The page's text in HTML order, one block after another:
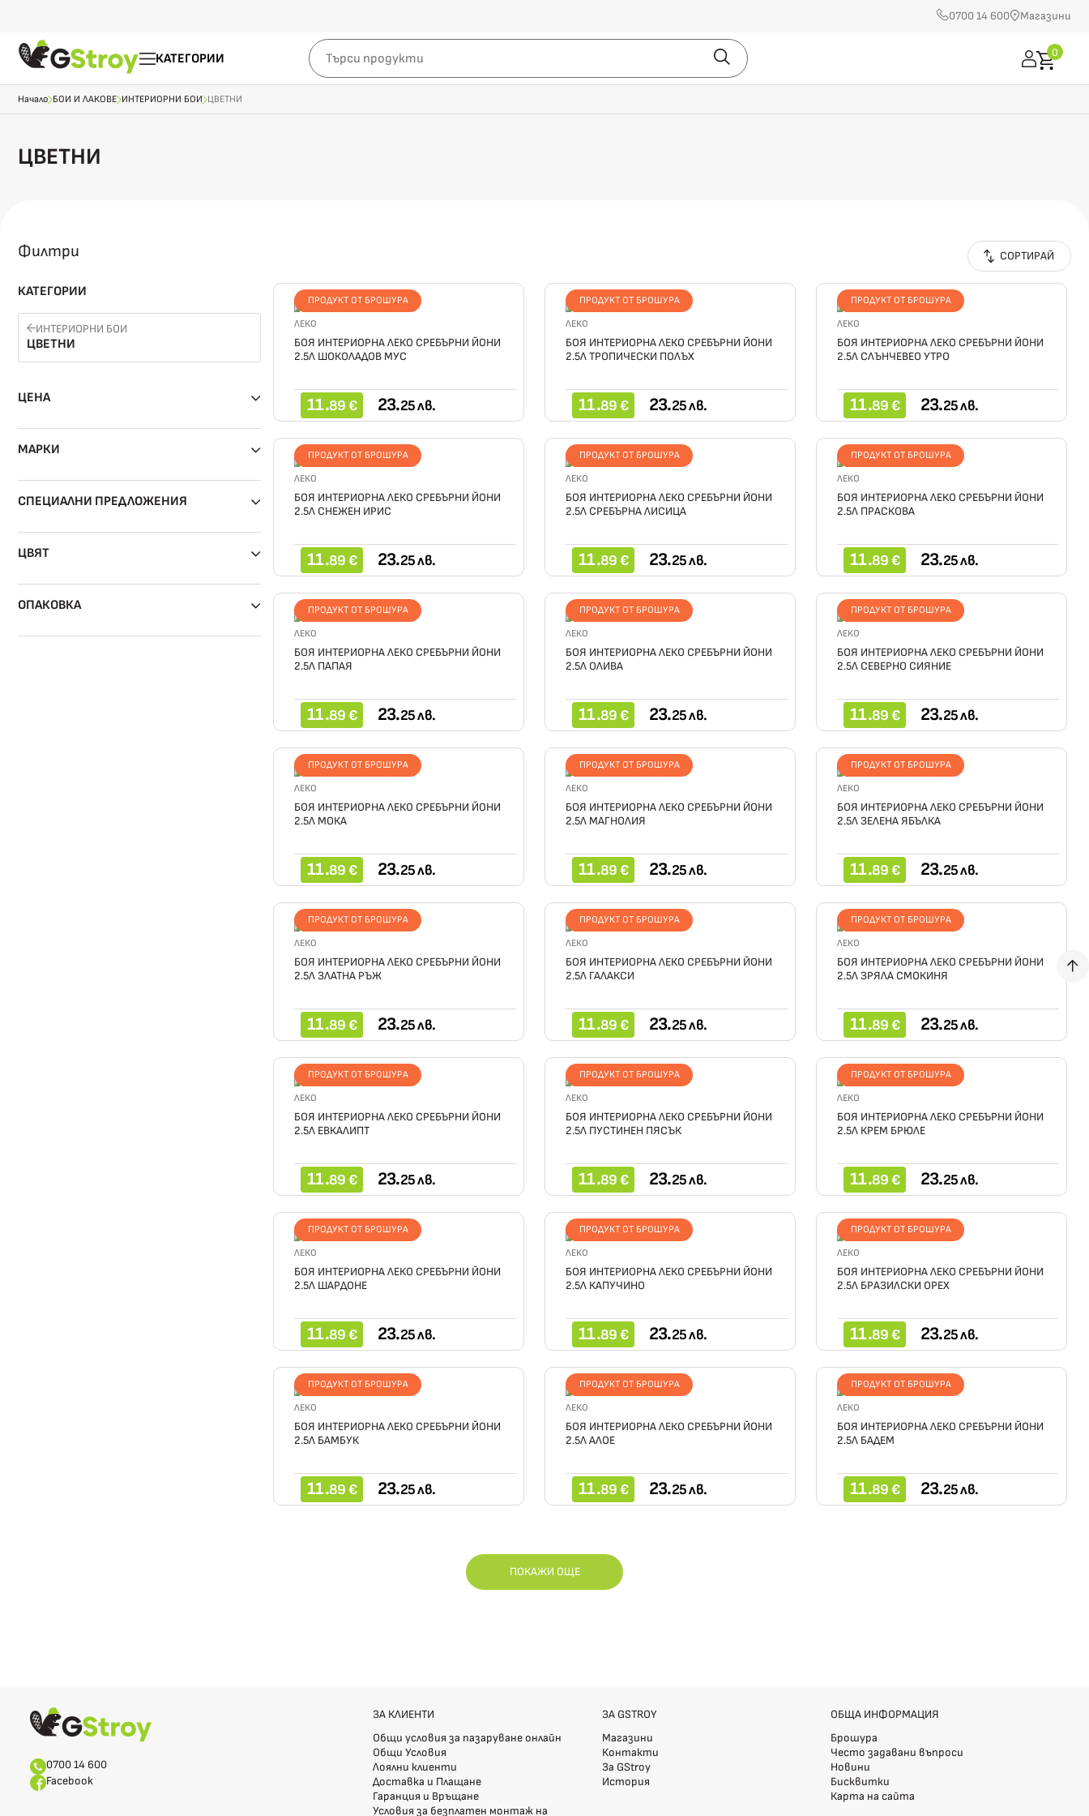
0700 14 600 Магазини
КАТЕГОРИИ 0
Начало БОИ И ЛАКОВЕ ИНТЕРИОРНИ БОИ ЦВЕТНИ
ЦВЕТНИ
Филтри СОРТИРАЙ
КАТЕГОРИИ
ИНТЕРИОРНИ БОИ
ЦВЕТНИ
ЦЕНА
МАРКИ
СПЕЦИАЛНИ ПРЕДЛОЖЕНИЯ
ЦВЯТ
ОПАКОВКА
ПРОДУКТ ОТ БРОШУРА
ЛЕКО
БОЯ ИНТЕРИОРНА ЛЕКО СРЕБЪРНИ ЙОНИ
2.5Л ШОКОЛАДОВ МУС
11.89 € 23.25 лв.
ПРОДУКТ ОТ БРОШУРА
ЛЕКО
БОЯ ИНТЕРИОРНА ЛЕКО СРЕБЪРНИ ЙОНИ
2.5Л ТРОПИЧЕСКИ ПОЛЪХ
11.89 € 23.25 лв.
ПРОДУКТ ОТ БРОШУРА
ЛЕКО
БОЯ ИНТЕРИОРНА ЛЕКО СРЕБЪРНИ ЙОНИ
2.5Л СЛЪНЧЕВЕО УТРО
11.89 € 23.25 лв.
ПРОДУКТ ОТ БРОШУРА
ЛЕКО
БОЯ ИНТЕРИОРНА ЛЕКО СРЕБЪРНИ ЙОНИ
2.5Л СНЕЖЕН ИРИС
11.89 € 23.25 лв.
ПРОДУКТ ОТ БРОШУРА
ЛЕКО
БОЯ ИНТЕРИОРНА ЛЕКО СРЕБЪРНИ ЙОНИ
2.5Л СРЕБЪРНА ЛИСИЦА
11.89 € 23.25 лв.
ПРОДУКТ ОТ БРОШУРА
ЛЕКО
БОЯ ИНТЕРИОРНА ЛЕКО СРЕБЪРНИ ЙОНИ
2.5Л ПРАСКОВА
11.89 € 23.25 лв.
ПРОДУКТ ОТ БРОШУРА
ЛЕКО
БОЯ ИНТЕРИОРНА ЛЕКО СРЕБЪРНИ ЙОНИ
2.5Л ПАПАЯ
11.89 € 23.25 лв.
ПРОДУКТ ОТ БРОШУРА
ЛЕКО
БОЯ ИНТЕРИОРНА ЛЕКО СРЕБЪРНИ ЙОНИ
2.5Л ОЛИВА
11.89 € 23.25 лв.
ПРОДУКТ ОТ БРОШУРА
ЛЕКО
БОЯ ИНТЕРИОРНА ЛЕКО СРЕБЪРНИ ЙОНИ
2.5Л СЕВЕРНО СИЯНИЕ
11.89 € 23.25 лв.
ПРОДУКТ ОТ БРОШУРА
ЛЕКО
БОЯ ИНТЕРИОРНА ЛЕКО СРЕБЪРНИ ЙОНИ
2.5Л МОКА
11.89 € 23.25 лв.
ПРОДУКТ ОТ БРОШУРА
ЛЕКО
БОЯ ИНТЕРИОРНА ЛЕКО СРЕБЪРНИ ЙОНИ
2.5Л МАГНОЛИЯ
11.89 € 23.25 лв.
ПРОДУКТ ОТ БРОШУРА
ЛЕКО
БОЯ ИНТЕРИОРНА ЛЕКО СРЕБЪРНИ ЙОНИ
2.5Л ЗЕЛЕНА ЯБЪЛКА
11.89 € 23.25 лв.
ПРОДУКТ ОТ БРОШУРА
ЛЕКО
БОЯ ИНТЕРИОРНА ЛЕКО СРЕБЪРНИ ЙОНИ
2.5Л ЗЛАТНА РЪЖ
11.89 € 23.25 лв.
ПРОДУКТ ОТ БРОШУРА
ЛЕКО
БОЯ ИНТЕРИОРНА ЛЕКО СРЕБЪРНИ ЙОНИ
2.5Л ГАЛАКСИ
11.89 € 23.25 лв.
ПРОДУКТ ОТ БРОШУРА
ЛЕКО
БОЯ ИНТЕРИОРНА ЛЕКО СРЕБЪРНИ ЙОНИ
2.5Л ЗРЯЛА СМОКИНЯ
11.89 € 23.25 лв.
ПРОДУКТ ОТ БРОШУРА
ЛЕКО
БОЯ ИНТЕРИОРНА ЛЕКО СРЕБЪРНИ ЙОНИ
2.5Л ЕВКАЛИПТ
11.89 € 23.25 лв.
ПРОДУКТ ОТ БРОШУРА
ЛЕКО
БОЯ ИНТЕРИОРНА ЛЕКО СРЕБЪРНИ ЙОНИ
2.5Л ПУСТИНЕН ПЯСЪК
11.89 € 23.25 лв.
ПРОДУКТ ОТ БРОШУРА
ЛЕКО
БОЯ ИНТЕРИОРНА ЛЕКО СРЕБЪРНИ ЙОНИ
2.5Л КРЕМ БРЮЛЕ
11.89 € 23.25 лв.
ПРОДУКТ ОТ БРОШУРА
ЛЕКО
БОЯ ИНТЕРИОРНА ЛЕКО СРЕБЪРНИ ЙОНИ
2.5Л ШАРДОНЕ
11.89 € 23.25 лв.
ПРОДУКТ ОТ БРОШУРА
ЛЕКО
БОЯ ИНТЕРИОРНА ЛЕКО СРЕБЪРНИ ЙОНИ
2.5Л КАПУЧИНО
11.89 € 23.25 лв.
ПРОДУКТ ОТ БРОШУРА
ЛЕКО
БОЯ ИНТЕРИОРНА ЛЕКО СРЕБЪРНИ ЙОНИ
2.5Л БРАЗИЛСКИ ОРЕХ
11.89 € 23.25 лв.
ПРОДУКТ ОТ БРОШУРА
ЛЕКО
БОЯ ИНТЕРИОРНА ЛЕКО СРЕБЪРНИ ЙОНИ
2.5Л БАМБУК
11.89 € 23.25 лв.
ПРОДУКТ ОТ БРОШУРА
ЛЕКО
БОЯ ИНТЕРИОРНА ЛЕКО СРЕБЪРНИ ЙОНИ
2.5Л АЛОЕ
11.89 € 23.25 лв.
ПРОДУКТ ОТ БРОШУРА
ЛЕКО
БОЯ ИНТЕРИОРНА ЛЕКО СРЕБЪРНИ ЙОНИ
2.5Л БАДЕМ
11.89 € 23.25 лв.
ПОКАЖИ ОЩЕ
0700 14 600
Facebook
ЗА КЛИЕНТИ
Общи условия за пазаруване онлайн
Общи Условия
Лоялни клиенти
Доставка и Плащане
Гаранция и Връщане
Условия за безплатен монтаж на
ЗА GSTROY
Магазини
Контакти
За GStroy
История
ОБЩА ИНФОРМАЦИЯ
Брошура
Често задавани въпроси
Новини
Бисквитки
Карта на сайта